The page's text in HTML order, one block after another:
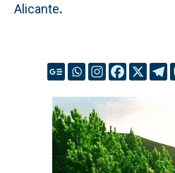
Alicante.